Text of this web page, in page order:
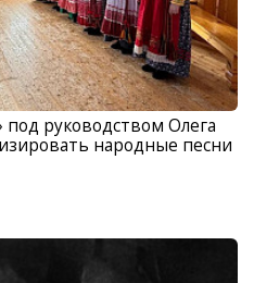
руководством Олега
народные песни